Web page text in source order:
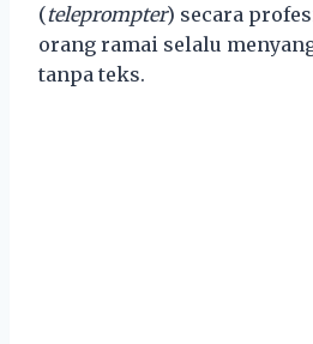
(teleprompter) secara
orang ramai selalu
tanpa teks.